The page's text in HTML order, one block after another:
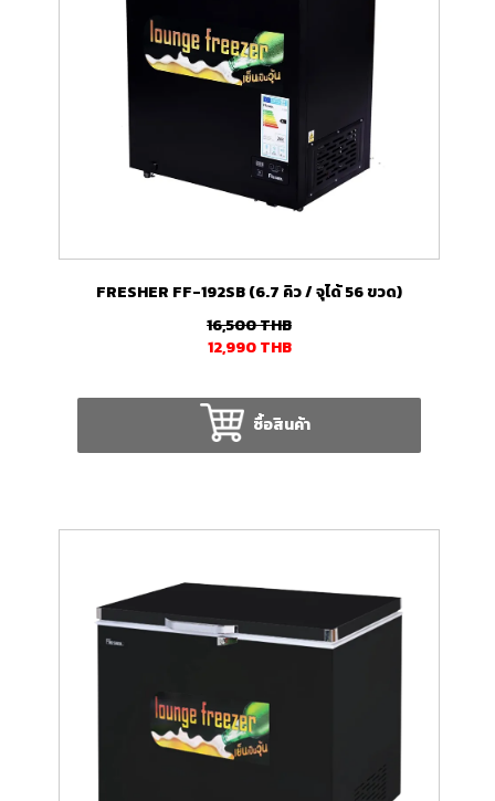
FRESHER FF-192SB (6.7 คิว / จุได้ 56 ขวด)
16,500THB
12,990THB
ซื้อสินค้า